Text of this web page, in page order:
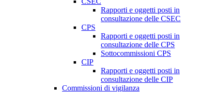
Rapporti e oggetti posti in
consultazione delle CSEC
CPS
Rapporti e oggetti posti in
consultazione delle CPS
Sottocommissioni CPS
CIP
Rapporti e oggetti posti in
consultazione delle CIP
Commissioni di vigilanza